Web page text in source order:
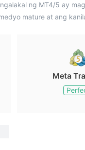
ng MT4/5 ay
mature at ang
Meta